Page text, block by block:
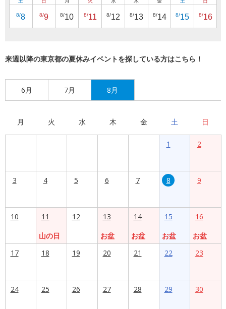
8/8 8/9 8/10 8/11 8/12 8/13 8/14 8/15 8/16
来週以降の東京都の夏休みイベントを探している方はこちら！
6月 7月 8月
月 火 水 木 金 土 日
1 2
3 4 5 6 7 8 9
10
11
山の日
12
13
お盆
14
お盆
15
お盆
16
お盆
17
18 19 20 21 22 23
24 25 26 27 28 29 30